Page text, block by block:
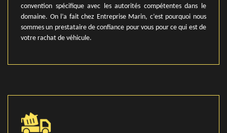
convention spécifique avec les autorités compétentes dans le
domaine. On l’a fait chez Entreprise Marin, c’est pourquoi nous
sommes un prestataire de confiance pour vous pour ce qui est de
votre rachat de véhicule.